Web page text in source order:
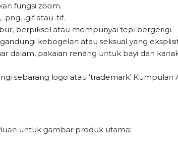
fungsi zoom.
.gif atau .tif.
berpiksel atau mempunyai tepi bergerigi.
kebogelan atau seksual yang
dalam, pakaian renang untuk bayi dan
sebarang logo atau ‘trademark’ Kumpulan
untuk gambar produk utama: